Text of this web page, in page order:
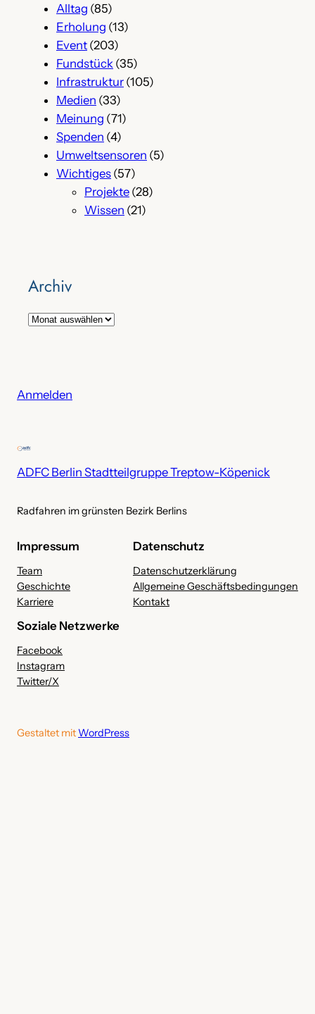
Alltag (85)
Erholung (13)
Event (203)
Fundstück (35)
Infrastruktur (105)
Medien (33)
Meinung (71)
Spenden (4)
Umweltsensoren (5)
Wichtiges (57)
Projekte (28)
Wissen (21)
Archiv
A
i
Anmelden
ADFC Berlin Stadtteilgruppe Treptow-Köpenick
Radfahren im grünsten Bezirk Berlins
Impressum
Team
Geschichte
Karriere
Datenschutz
Datenschutzerklärung
Allgemeine Geschäftsbedingungen
Kontakt
Soziale Netzwerke
Facebook
Instagram
Twitter/X
Gestaltet mit WordPress